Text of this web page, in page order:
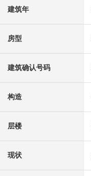
建筑年
房型
建筑确认号码
构造
层楼
现状